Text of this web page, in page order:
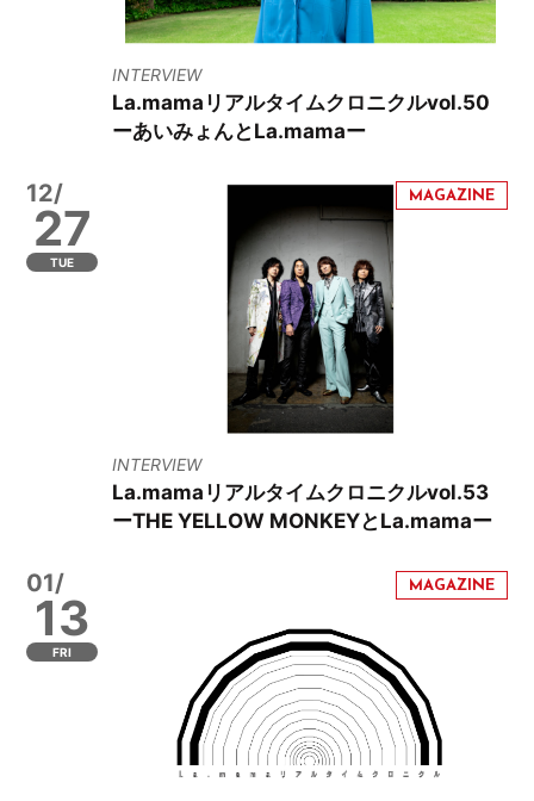
INTERVIEW
La.mamaリアルタイムクロニクルvol.50
ーあいみょんとLa.mamaー
12/
27
TUE
INTERVIEW
La.mamaリアルタイムクロニクルvol.53
ーTHE YELLOW MONKEYとLa.mamaー
01/
13
FRI